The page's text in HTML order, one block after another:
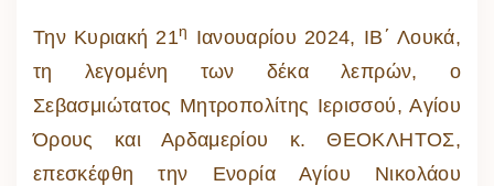
Την Κυριακή 21η
Ιανουαρίου 2024, ΙΒ΄ Λουκά,
τη λεγομένη των δέκα λεπρών, ο
Σεβασμιώτατος Μητροπολίτης Ιερισσού, Αγίου
Όρους και Αρδαμερίου κ. ΘΕΟΚΛΗΤΟΣ,
επεσκέφθη την Ενορία Αγίου Νικολάου